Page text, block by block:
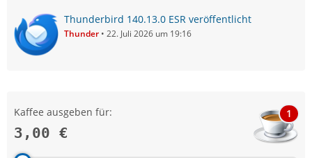
Thunderbird 140.13.0 ESR veröffentlicht
Thunder 22. Juli 2026 um 19:16
Kaffee ausgeben für:
3,00 €
1